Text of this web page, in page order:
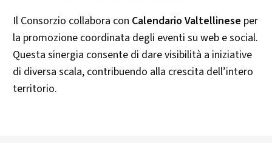
Il Consorzio collabora con Calendario Valtellinese per
la promozione coordinata degli eventi su web e social.
Questa sinergia consente di dare visibilità a iniziative
di diversa scala, contribuendo alla crescita dell’intero
territorio.